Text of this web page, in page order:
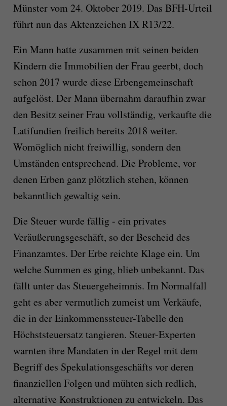
Münster vom 24. Oktober 2019. Das BFH-Urteil
führt nun das Aktenzeichen IX R13/22.
Ein Mann hatte zusammen mit seinen beiden
Kindern die Immobilien der Frau geerbt, doch
schon 2017 wurde diese Erbengemeinschaft
aufgelöst. Der Mann übernahm daraufhin zwar
den Besitz seiner Frau vollständig, verkaufte die
Latifundien freilich bereits 2018 weiter.
Womöglich nicht freiwillig, sondern den
Umständen entsprechend. Die Probleme, vor
denen Erben ganz plötzlich stehen, können
bekanntlich gewaltig sein.
Die Steuer wurde fällig - ein privates
Veräußerungsgeschäft, so der Bescheid des
Finanzamtes. Der Erbe reichte Klage ein. Um
welche Summen es ging, blieb unbekannt. Das
fällt unter das Steuergeheimnis. Im Normalfall
geht es aber vermutlich zumeist um Verkäufe,
die in der Einkommenssteuer-Tabelle den
Höchststeuersatz tangieren. Steuer-Experten
warnten ihre Mandaten in der Regel mit dem
Begriff des Spekulationsgeschäfts vor deren
finanziellen Folgen und mühten sich redlich,
alternative Konstruktionen zu entwickeln. Das